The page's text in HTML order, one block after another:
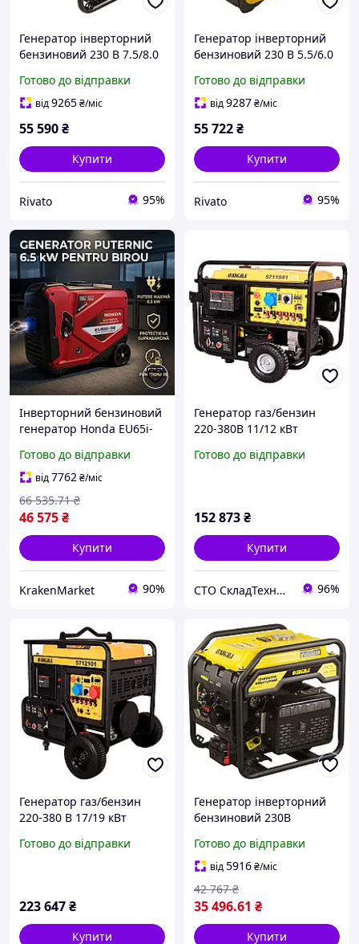
Генератор інверторний
бензиновий 230 В 7.5/8.0
виведенням під АВР
SIGMA (5710781)
Готово до відправки
від9265₴/міс
55 590₴
Купити
Rivato 95%
Генератор інверторний
бензиновий 230 В 5.5/6.0
виведенням під АВР
SIGMA (5710691)
Готово до відправки
від9287₴/міс
55 722₴
Купити
Rivato 95%
Інверторний бензиновий
генератор Honda EU65i-
резервного живлення
будинку для резервного
живлення дому
Готово до відправки
від7762₴/міс
46 575₴
66 535.71 ₴
Купити
KrakenMarket 90%
Генератор газ/бензин
220-380В 11/12 кВт
тактний з виведенням під
Готово до відправки
152 873₴
Купити
СТО СкладТехника 96%
Генератор газ/бензин
220-380 В 17/19 кВт
тактний з виведенням під
Готово до відправки
223 647₴
Купити
Генератор інверторний
бензиновий 230В
виведенням під АВР
SIGMA (5710771) Morkva -
Це Швидкість
Готово до відправки
від5916₴/міс
35 496.61 ₴
42 767 ₴
Купити